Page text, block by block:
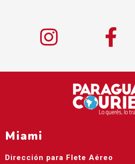
Miami
Dirección para Flete Aéreo